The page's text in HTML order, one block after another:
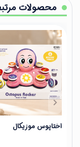
محصولات
اختاپوس موزیکال